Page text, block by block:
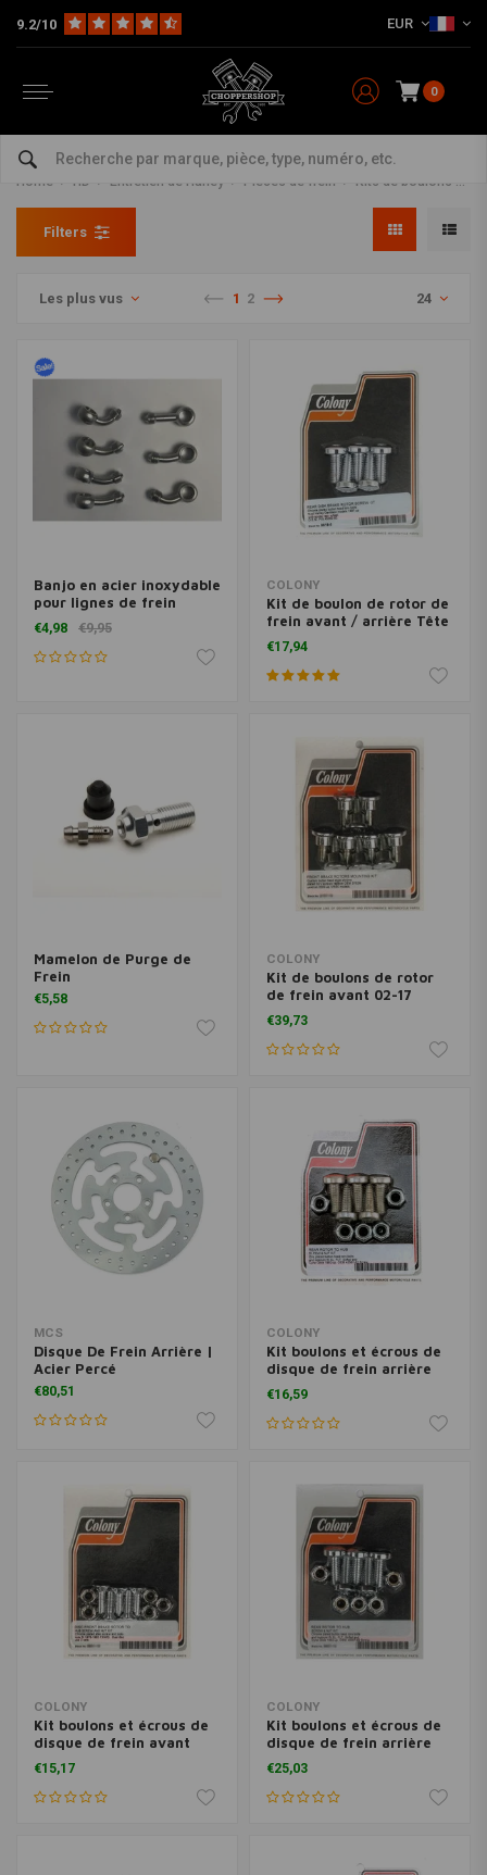
9.2/10 EUR
0
Kits de boulons et écrous de
disque de frein
Home HD Entretien de Harley Pièces de frein Kits de boulons et écrous de disque de frein
Filters
Les plus vus 1 2 24
Banjo en acier inoxydable
pour lignes de frein
noires
€4,98 €9,95
COLONY
Kit de boulon de rotor de
frein avant / arrière Tête
de bouton Torx
€17,94
Mamelon de Purge de
Frein
€5,58
COLONY
Kit de boulons de rotor
de frein avant 02-17
VRSC V-Rod
€39,73
MCS
Disque De Frein Arrière |
Acier Percé
€80,51
COLONY
Kit boulons et écrous de
disque de frein arrière
Zinc Torx 92-20 Softail,
Dyna, FLT / Touring, XL
€16,59
COLONY
Kit boulons et écrous de
disque de frein avant
Chrome 78-83 FXWG
€15,17
COLONY
Kit boulons et écrous de
disque de frein arrière
Chrome Torx 92-20
Softail, Dyna, FLT /
Touring, XL
€25,03